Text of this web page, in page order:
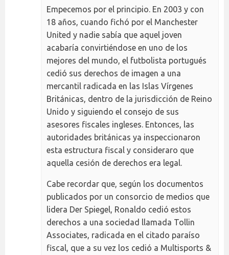
Empecemos por el principio. En 2003 y con
18 años, cuando fichó por el Manchester
United y nadie sabía que aquel joven
acabaría convirtiéndose en uno de los
mejores del mundo, el futbolista portugués
cedió sus derechos de imagen a una
mercantil radicada en las Islas Vírgenes
Británicas, dentro de la jurisdicción de Reino
Unido y siguiendo el consejo de sus
asesores fiscales ingleses. Entonces, las
autoridades británicas ya inspeccionaron
esta estructura fiscal y consideraro que
aquella cesión de derechos era legal.
Cabe recordar que, según los documentos
publicados por un consorcio de medios que
lidera Der Spiegel, Ronaldo cedió estos
derechos a una sociedad llamada Tollin
Associates, radicada en el citado paraíso
fiscal, que a su vez los cedió a Multisports &